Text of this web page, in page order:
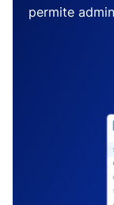
permite